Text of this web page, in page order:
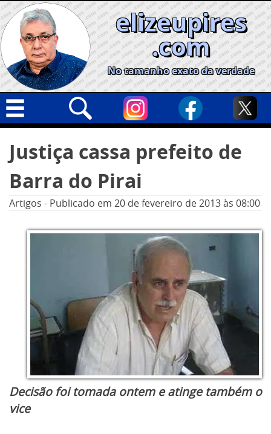
Skip
to
content
elizeupires
.com
No tamanho exato da verdade
Geral
Cidades
Política
por:
Justiça cassa prefeito de
Barra do Pirai
Artigos - Publicado em 20 de fevereiro de 2013às 08:00
Decisão foi tomada ontem e atinge também o
vice